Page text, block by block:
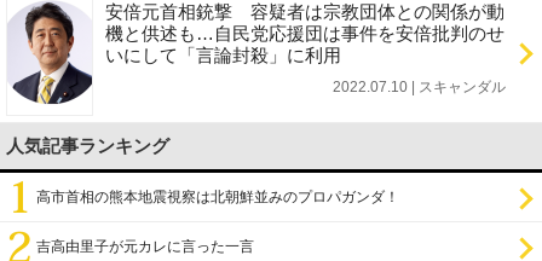
安倍元首相銃撃 容疑者は宗教団体との関係が動
機と供述も…自民党応援団は事件を安倍批判のせ
いにして「言論封殺」に利用
2022.07.10 | スキャンダル
人気記事ランキング
高市首相の熊本地震視察は北朝鮮並みのプロパガンダ！
吉高由里子が元カレに言った一言